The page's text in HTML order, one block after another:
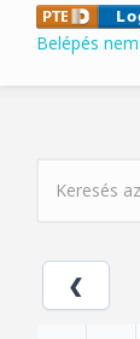
Belépés
KERESÉS